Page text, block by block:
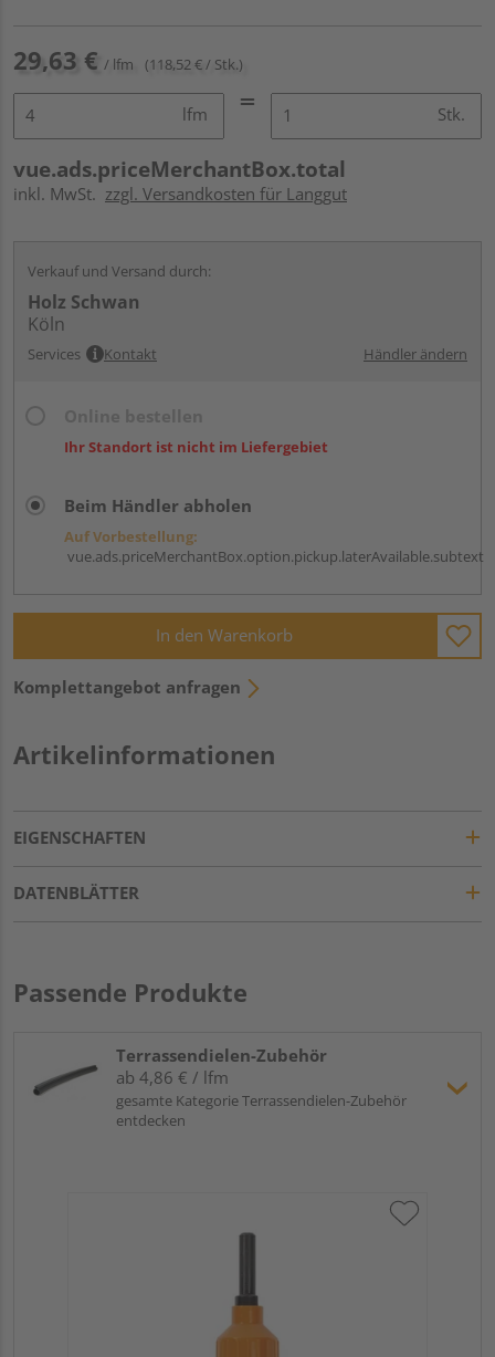
29,63 € / lfm (118,52 € / Stk.)
lfm Stk.
vue.ads.priceMerchantBox.total
inkl. MwSt. zzgl. Versandkosten für Langgut
Verkauf und Versand durch:
Holz Schwan
Köln
Services Kontakt Händler ändern
Ihr Standort ist nicht im Liefergebiet
Beim Händler abholen
Auf Vorbestellung:
vue.ads.priceMerchantBox.option.pickup.laterAvailable.subtext
In den Warenkorb
Komplettangebot anfragen
Artikelinformationen
EIGENSCHAFTEN
DATENBLÄTTER
Passende Produkte
Terrassendielen-Zubehör
ab 4,86 € / lfm
gesamte Kategorie Terrassendielen-Zubehör
entdecken